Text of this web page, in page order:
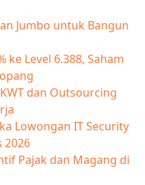
Jumbo untuk Bangun
ke Level 6.388, Saham
dan Outsourcing
Lowongan IT Security
2026
Pajak dan Magang di